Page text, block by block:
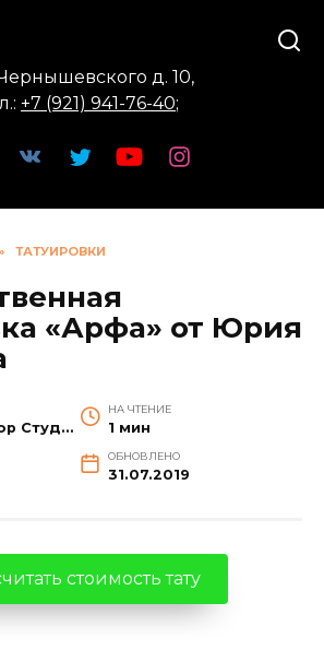
д. 10,
+7 (921) 941-76-40;
ТАТУИРОВКИ
«Арфа» от Юрия
Администратор Студии
НА ЧТЕНИЕ
1 мин
ОБНОВЛЕНО
31.07.2019
стоимость тату